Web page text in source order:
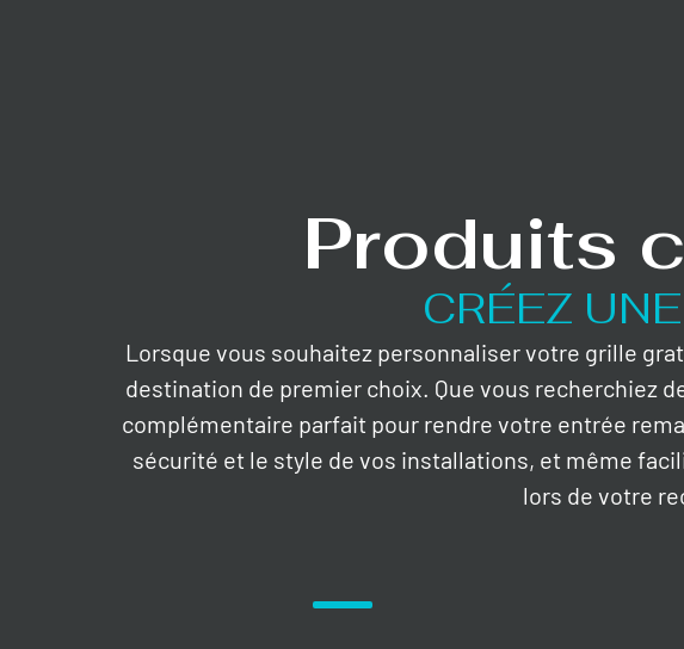
Produits
CRÉEZ
Lorsque vous souhaitez personnaliser votre grille
destination de premier choix. Que vous recherchiez
complémentaire parfait pour rendre votre entrée
sécurité et le style de vos installations, et même
lors de votre